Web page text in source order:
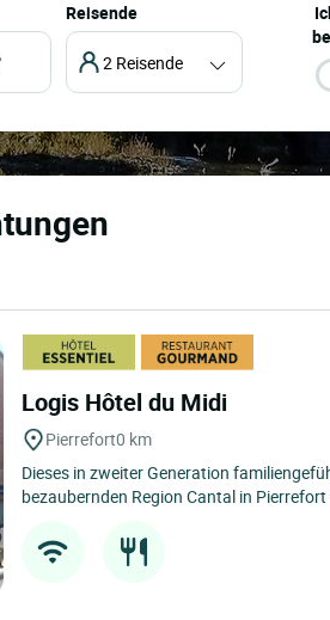
Reisende
2 Reisende
Logis Hôtel du Midi
Pierrefort0 km
Dieses in zweiter Generation
bezaubernden Region Cantal in